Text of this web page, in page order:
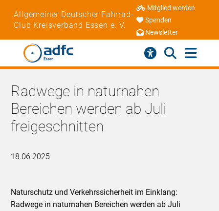
Allgemeiner Deutscher Fahrrad-
Club Kreisverband Essen e. V.
Mitglied werden
Spenden
Newsletter
Radwege in naturnahen
Bereichen werden ab Juli
freigeschnitten
18.06.2025
Naturschutz und Verkehrssicherheit im Einklang:
Radwege in naturnahen Bereichen werden ab Juli